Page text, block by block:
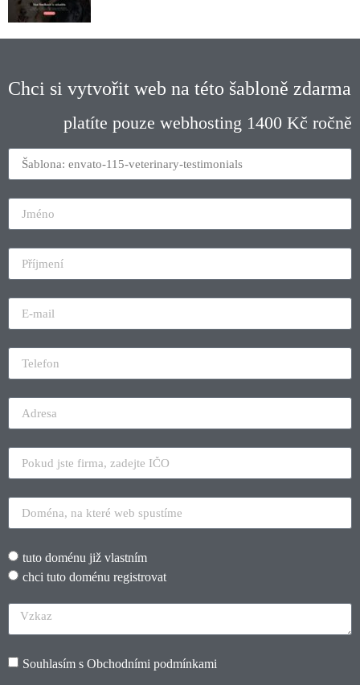
Chci si vytvořit web na této šabloně zdarma
platíte pouze webhosting 1400 Kč ročně
tuto doménu již vlastním
chci tuto doménu registrovat
Souhlasím s Obchodními podmínkami